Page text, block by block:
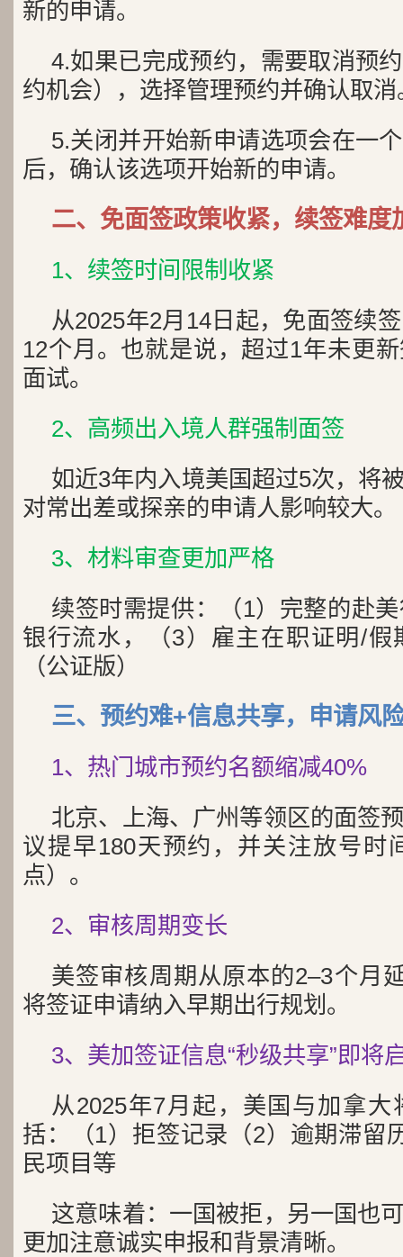
新的申请。
4.如果已完成预约，需要取消预
约机会），选择管理预约并确认取消
5.关闭并开始新申请选项会在一
后，确认该选项开始新的申请。
二、免面签政策收紧，续签难度
1、续签时间限制收紧
从2025年2月14日起，免面签续
12个月。也就是说，超过1年未更
面试。
2、高频出入境人群强制面签
如近3年内入境美国超过5次，将
对常出差或探亲的申请人影响较大。
3、材料审查更加严格
续签时需提供：（1）完整的赴
银行流水，（3）雇主在职证明/假
（公证版）
三、预约难+信息共享，申请风
1、热门城市预约名额缩减40%
北京、上海、广州等领区的面签
议提早180天预约，并关注放号时
点）。
2、审核周期变长
美签审核周期从原本的2–3个月
将签证申请纳入早期出行规划。
3、美加签证信息“秒级共享”即将
从2025年7月起，美国与加拿
括：（1）拒签记录（2）逾期滞留
民项目等
这意味着：一国被拒，另一国也
更加注意诚实申报和背景清晰。